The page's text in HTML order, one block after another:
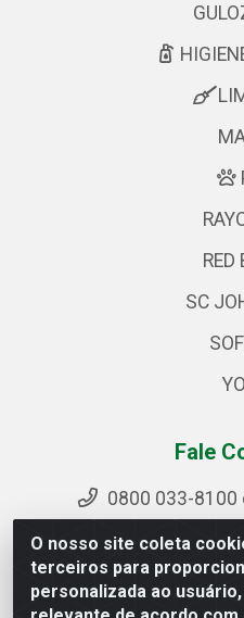
O nosso site coleta
terceiros para
personalizada ao
RED
SC
Fale
0800 033-8100
Acompanhe